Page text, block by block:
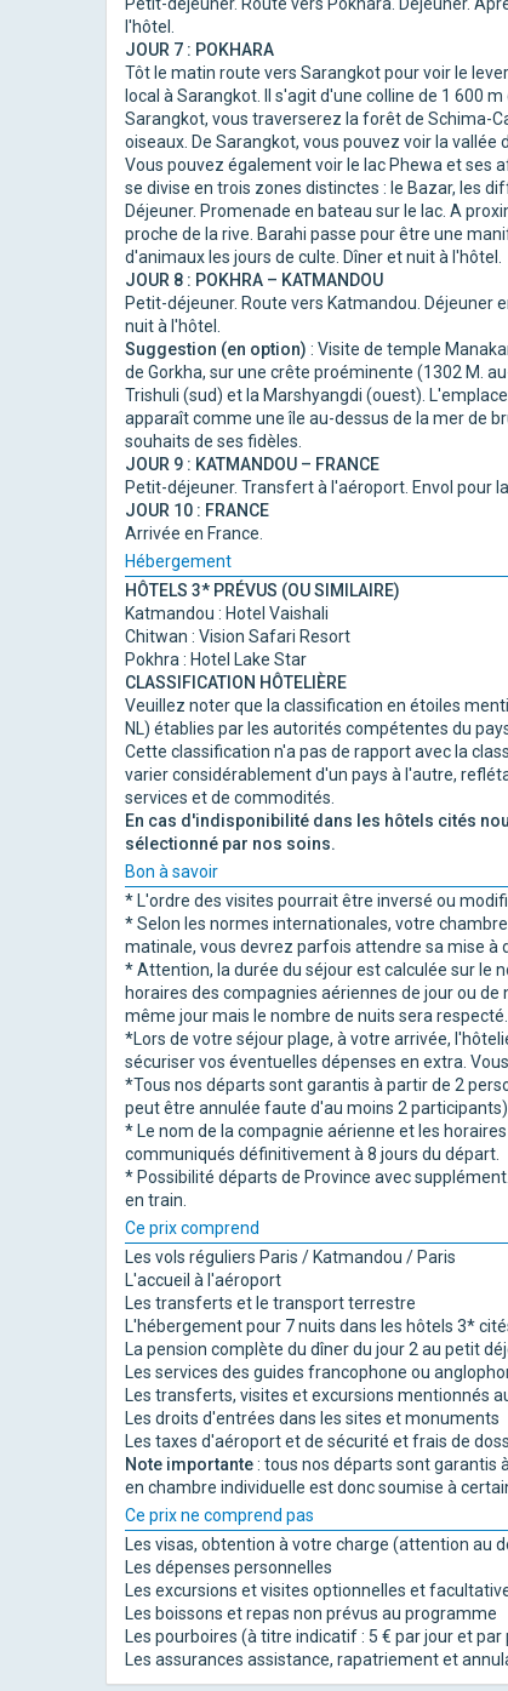
l'hôtel.
JOUR 7 : POKHARA
Tôt le matin route vers Sarangkot pour voir le
local à Sarangkot. Il s'agit d'une colline de 1 600
Sarangkot, vous traverserez la forêt de Schima-
oiseaux. De Sarangkot, vous pouvez voir la
Vous pouvez également voir le lac Phewa et ses
se divise en trois zones distinctes : le Bazar, les
Déjeuner. Promenade en bateau sur le lac. A
proche de la rive. Barahi passe pour être une
d'animaux les jours de culte. Dîner et nuit à l'hôtel.
JOUR 8 : POKHRA – KATMANDOU
Petit-déjeuner. Route vers Katmandou. Déjeuner
nuit à l'hôtel.
Suggestion (en option) : Visite de temple
de Gorkha, sur une crête proéminente (1302 M.
Trishuli (sud) et la Marshyangdi (ouest).
apparaît comme une île au-dessus de la mer de
souhaits de ses fidèles.
JOUR 9 : KATMANDOU – FRANCE
Petit-déjeuner. Transfert à l'aéroport. Envol pour
JOUR 10 : FRANCE
Arrivée en France.
Hébergement
HÔTELS 3* PRÉVUS (OU SIMILAIRE)
Katmandou : Hotel Vaishali
Chitwan : Vision Safari Resort
Pokhra : Hotel Lake Star
CLASSIFICATION HÔTELIÈRE
Veuillez noter que la classification en étoiles
NL) établies par les autorités compétentes du
Cette classification n'a pas de rapport avec la
varier considérablement d'un pays à l'autre,
services et de commodités.
En cas d'indisponibilité dans les hôtels cités
sélectionné par nos soins.
Bon à savoir
* L'ordre des visites pourrait être inversé ou
* Selon les normes internationales, votre
matinale, vous devrez parfois attendre sa mise à
* Attention, la durée du séjour est calculée sur le
horaires des compagnies aériennes de jour ou
même jour mais le nombre de nuits sera respecté.
*Lors de votre séjour plage, à votre arrivée,
sécuriser vos éventuelles dépenses en extra.
*Tous nos départs sont garantis à partir de 2
peut être annulée faute d'au moins 2 participants).
* Le nom de la compagnie aérienne et les
communiqués définitivement à 8 jours du départ.
* Possibilité départs de Province avec
en train.
Ce prix comprend
Les vols réguliers Paris / Katmandou / Paris
L'accueil à l'aéroport
Les transferts et le transport terrestre
L'hébergement pour 7 nuits dans les hôtels 3*
La pension complète du dîner du jour 2 au petit
Les services des guides francophone ou
Les transferts, visites et excursions mentionnés
Les droits d'entrées dans les sites et monuments
Les taxes d'aéroport et de sécurité et frais de
Note importante: tous nos départs sont garantis
en chambre individuelle est donc soumise à
Ce prix ne comprend pas
Les visas, obtention à votre charge (attention au
Les dépenses personnelles
Les excursions et visites optionnelles et
Les boissons et repas non prévus au programme
Les pourboires (à titre indicatif : 5 € par jour et
Les assurances assistance, rapatriement et